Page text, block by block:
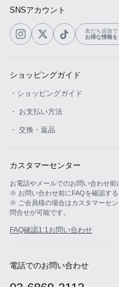
SNSアカウント
友だち追加で
お得な情報を
ショッピングガイド
・ショッピングガイド
・ お支払い方法
・ 交換・返品
カスタマーセンター
お電話やメールでのお問い合わせ前
※ お問い合わせ前にFAQを確認す
※ ご会員様の場合はカスタマーセ
問合せが可能です。
FAQ確認1:1お問い合わせ
電話でのお問い合わせ